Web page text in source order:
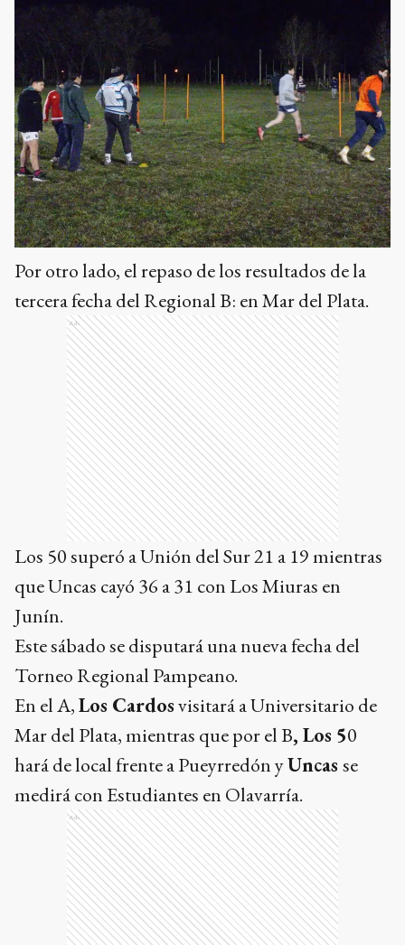
Por otro lado, el repaso de los resultados de la
tercera fecha del Regional B: en Mar del Plata.
Ads
Los 50 superó a Unión del Sur 21 a 19 mientras
que Uncas cayó 36 a 31 con Los Miuras en
Junín.
Este sábado se disputará una nueva fecha del
Torneo Regional Pampeano.
En el A,Los Cardosvisitará a Universitario de
Mar del Plata, mientras que por el B, Los 50
hará de local frente a Pueyrredón yUncas se
medirá con Estudiantes en Olavarría.
Ads